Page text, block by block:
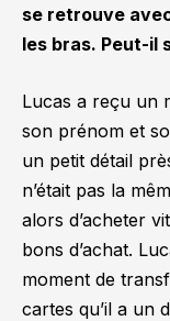
se retrouve
les bras. Peut-il
Lucas a reçu un
son prénom et
un petit détail
n’était pas la
alors d’acheter
bons d’achat.
moment de
cartes qu’il a un